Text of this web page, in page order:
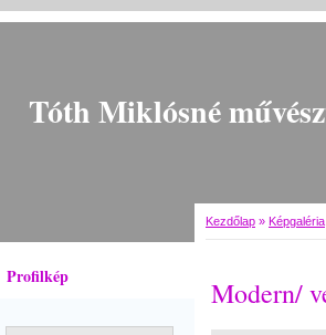
Tóth Miklósné
Profilkép
Kezdőlap » Képgaléria
Modern/